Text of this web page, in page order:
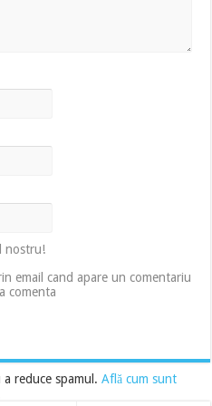
nostru!
email cand apare un comentariu
comenta
a reduce spamul.Află cum sunt